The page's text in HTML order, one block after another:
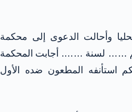
وأحالت الدعوى إلى محكمة
…… لسنة ……. أجابت المحكمة
استأنفه المطعون ضده الأول